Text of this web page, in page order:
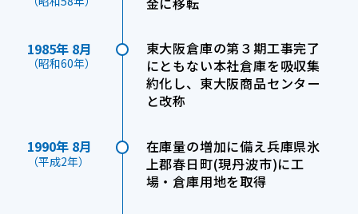
1985年 8月
（昭和60年）
東大阪倉庫の第３期工事完了
にともない本社倉庫を吸収集
約化し、東大阪商品センター
と改称
1990年 8月
（平成2年）
在庫量の増加に備え兵庫県氷
上郡春日町(現丹波市)に工
場・倉庫用地を取得